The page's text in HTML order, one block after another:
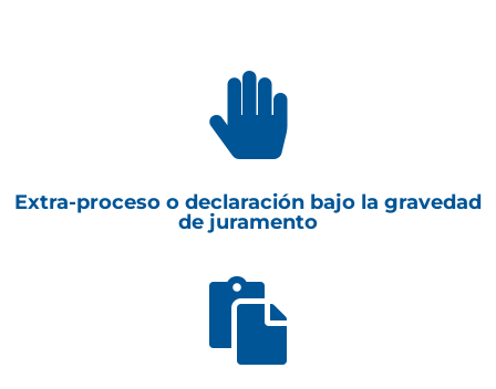

Extra-proceso o declaración bajo la gravedad
de juramento
